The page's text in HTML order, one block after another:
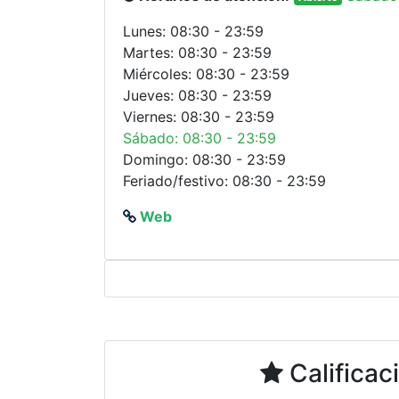
Lunes: 08:30 - 23:59
Martes: 08:30 - 23:59
Miércoles: 08:30 - 23:59
Jueves: 08:30 - 23:59
Viernes: 08:30 - 23:59
Sábado: 08:30 - 23:59
Domingo: 08:30 - 23:59
Feriado/festivo: 08:30 - 23:59
Web